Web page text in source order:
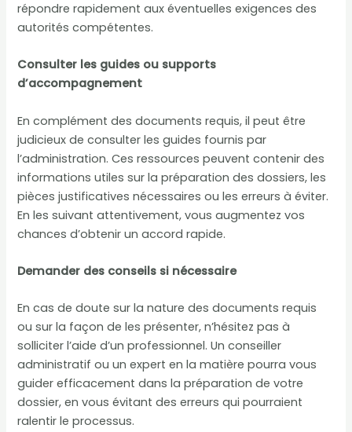
répondre rapidement aux éventuelles exigences des
autorités compétentes.
Consulter les guides ou supports
d’accompagnement
En complément des documents requis, il peut être
judicieux de consulter les guides fournis par
l’administration. Ces ressources peuvent contenir des
informations utiles sur la préparation des dossiers, les
pièces justificatives nécessaires ou les erreurs à éviter.
En les suivant attentivement, vous augmentez vos
chances d’obtenir un accord rapide.
Demander des conseils si nécessaire
En cas de doute sur la nature des documents requis
ou sur la façon de les présenter, n’hésitez pas à
solliciter l’aide d’un professionnel. Un conseiller
administratif ou un expert en la matière pourra vous
guider efficacement dans la préparation de votre
dossier, en vous évitant des erreurs qui pourraient
ralentir le processus.